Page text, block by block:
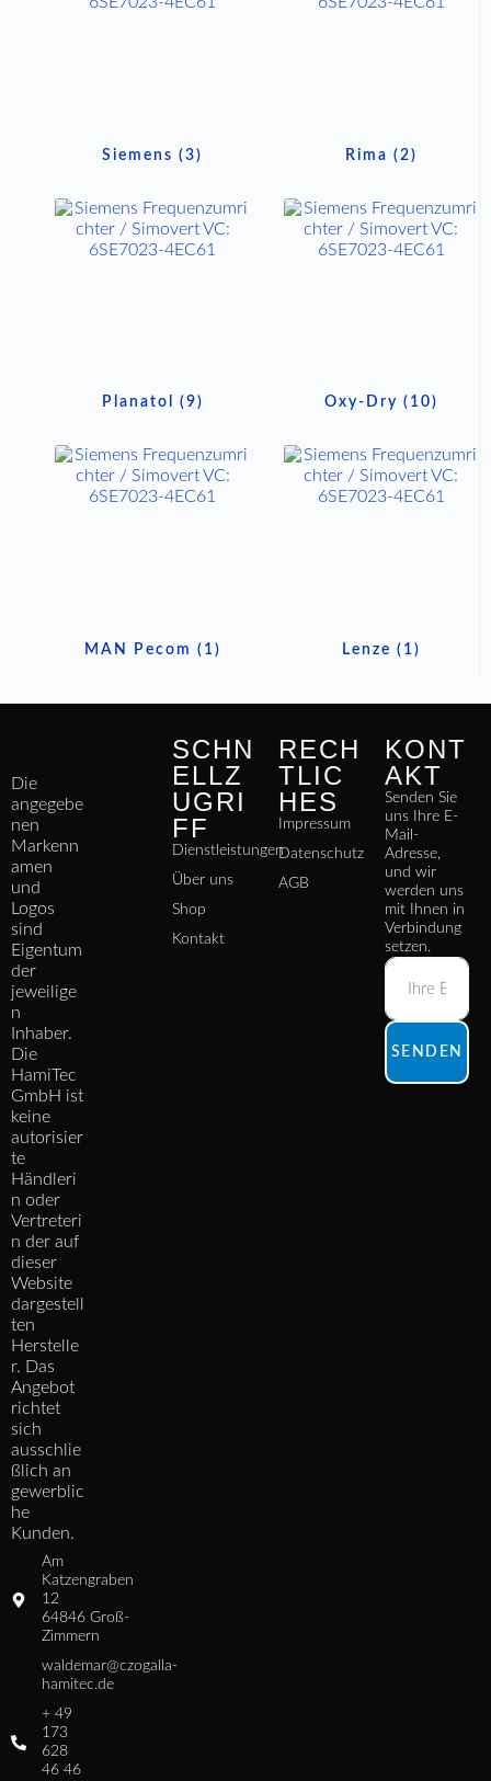
Siemens(3) Rima (2)
Planatol (9) Oxy-Dry (10)
MAN Pecom (1) Lenze (1)
Die
angegebe
nen
Markenn
amen
und
Logos
sind
Eigentum
der
jeweilige
n
Inhaber.
Die
HamiTec
GmbH ist
keine
autorisier
te
Händleri
n oder
Vertreteri
n der auf
dieser
Website
dargestell
ten
Herstelle
r. Das
Angebot
richtet
sich
ausschlie
ßlich an
gewerblic
he
Kunden.
Am
Katzengraben
12
64846 Groß-
Zimmern
waldemar@czogalla-
hamitec.de
+ 49
173
628
46 46
SCHN
ELLZ
UGRI
FF
Dienstleistungen
Über uns
Shop
Kontakt
RECH
TLIC
HES
Impressum
Datenschutz
AGB
KONT
AKT
Senden Sie
uns Ihre E-
Mail-
Adresse,
und wir
werden uns
mit Ihnen in
Verbindung
setzen.
SENDEN